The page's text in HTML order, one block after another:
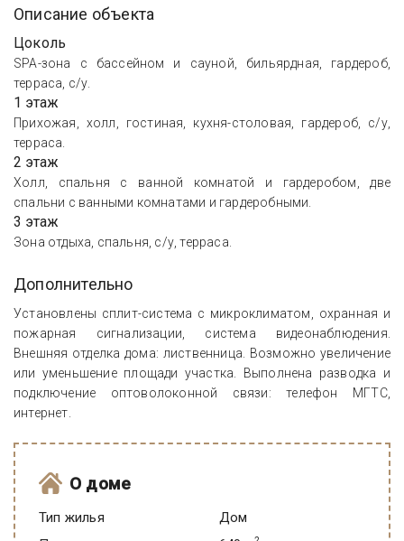
Описание объекта
Цоколь
SPA-зона с бассейном и сауной, бильярдная, гардероб,
терраса, с/у.
1 этаж
Прихожая, холл, гостиная, кухня-столовая, гардероб, с/у,
терраса.
2 этаж
Холл, спальня с ванной комнатой и гардеробом, две
спальни с ванными комнатами и гардеробными.
3 этаж
Зона отдыха, спальня, с/у, терраса.
Дополнительно
Установлены сплит-система с микроклиматом, охранная и
пожарная сигнализации, система видеонаблюдения.
Внешняя отделка дома: лиственница. Возможно увеличение
или уменьшение площади участка. Выполнена разводка и
подключение оптоволоконной связи: телефон МГТС,
интернет.
О доме
Тип жилья
Дом